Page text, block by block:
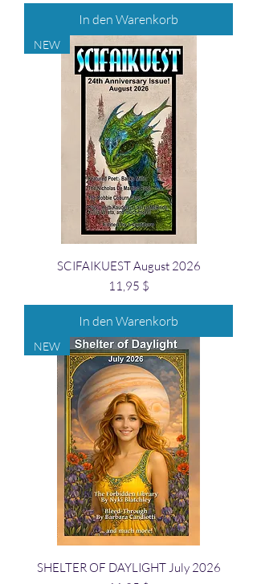
In den Warenkorb
NEW
SCIFAIKUEST August 2026
Preis
11,95 $
In den Warenkorb
NEW
SHELTER OF DAYLIGHT July 2026